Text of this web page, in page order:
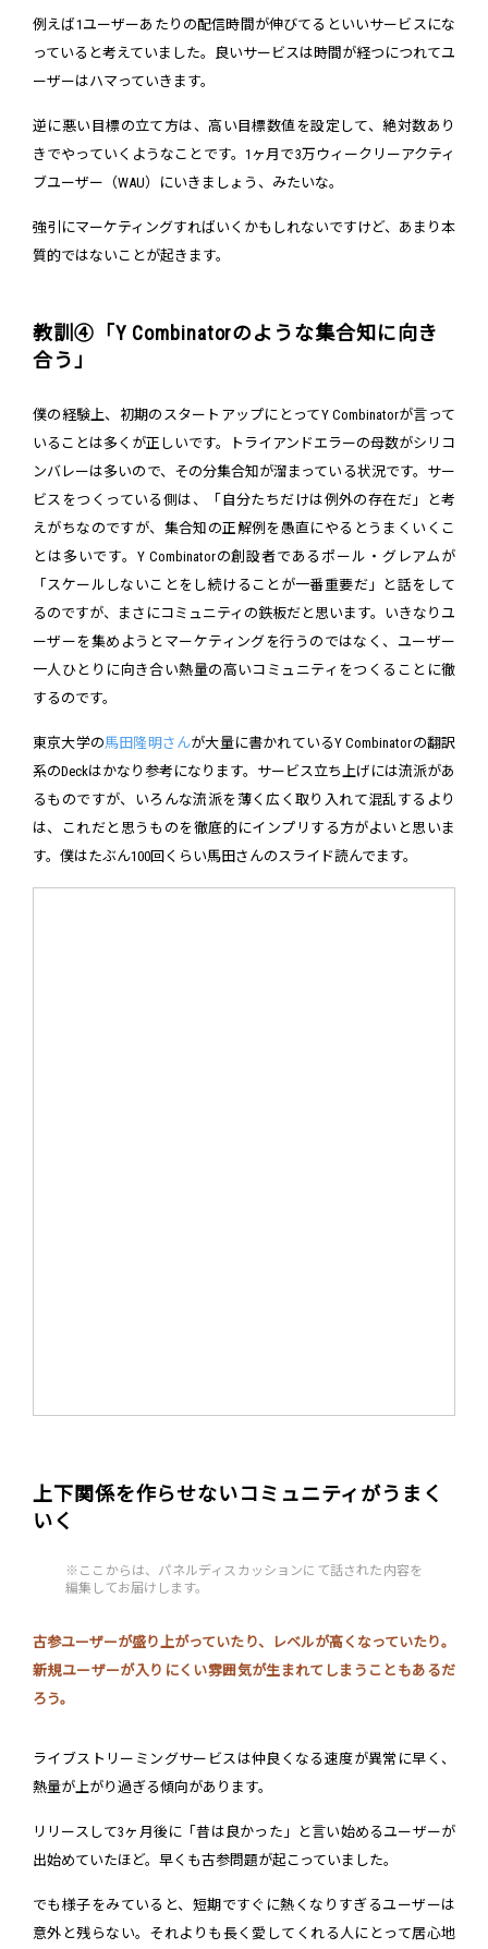
例えば1ユーザーあたりの配信時間が伸びてるといいサービスにな
っていると考えていました。良いサービスは時間が経つにつれてユ
ーザーはハマっていきます。
逆に悪い目標の立て方は、高い目標数値を設定して、絶対数あり
きでやっていくようなことです。1ヶ月で3万ウィークリーアクティ
ブユーザー（WAU）にいきましょう、みたいな。
強引にマーケティングすればいくかもしれないですけど、あまり本
質的ではないことが起きます。
教訓④「Y Combinatorのような集合知に向き
合う」
僕の経験上、初期のスタートアップにとってY Combinatorが言って
いることは多くが正しいです。トライアンドエラーの母数がシリコ
ンバレーは多いので、その分集合知が溜まっている状況です。サー
ビスをつくっている側は、「自分たちだけは例外の存在だ」と考
えがちなのですが、集合知の正解例を愚直にやるとうまくいくこ
とは多いです。Y Combinatorの創設者であるポール・グレアムが
「スケールしないことをし続けることが一番重要だ」と話をして
るのですが、まさにコミュニティの鉄板だと思います。いきなりユ
ーザーを集めようとマーケティングを行うのではなく、ユーザー
一人ひとりに向き合い熱量の高いコミュニティをつくることに徹
するのです。
東京大学の馬田隆明さんが大量に書かれているY Combinatorの翻訳
系のDeckはかなり参考になります。サービス立ち上げには流派があ
るものですが、いろんな流派を薄く広く取り入れて混乱するより
は、これだと思うものを徹底的にインプリする方がよいと思いま
す。僕はたぶん100回くらい馬田さんのスライド読んでます。
上下関係を作らせないコミュニティがうまく
いく
※ここからは、パネルディスカッションにて話された内容を
編集してお届けします。
古参ユーザーが盛り上がっていたり、レベルが高くなっていたり。
新規ユーザーが入りにくい雰囲気が生まれてしまうこともあるだ
ろう。
ライブストリーミングサービスは仲良くなる速度が異常に早く、
熱量が上がり過ぎる傾向があります。
リリースして3ヶ月後に「昔は良かった」と言い始めるユーザーが
出始めていたほど。早くも古参問題が起こっていました。
でも様子をみていると、短期ですぐに熱くなりすぎるユーザーは
意外と残らない。それよりも長く愛してくれる人にとって居心地